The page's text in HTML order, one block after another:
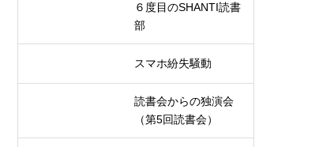
６度目のSHANTI読書
部
スマホ紛失騒動
読書会からの独演会
（第5回読書会）